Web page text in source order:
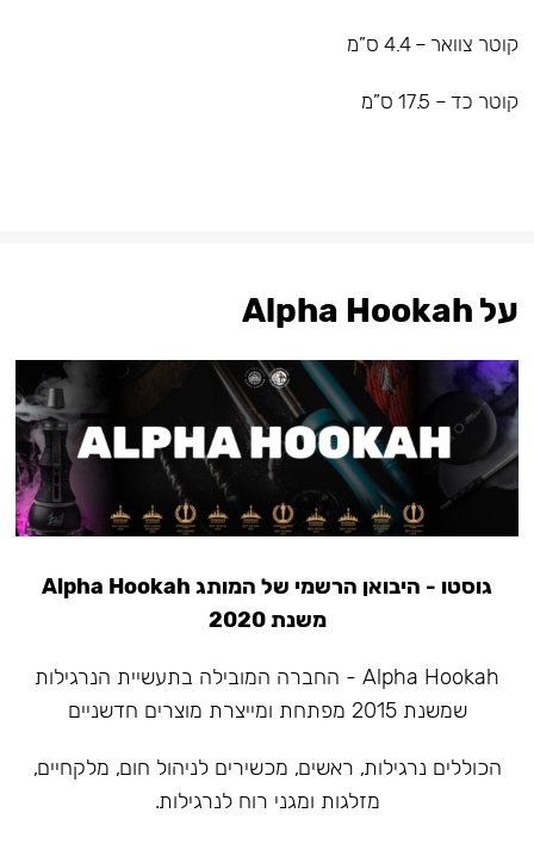
קוטר צוואר – 4.4 ס”מ
קוטר כד – 17.5 ס”מ
על Alpha Hookah
גוסטו - היבואן הרשמי של המותג Alpha Hookah
משנת 2020
Alpha Hookah - החברה המובילה בתעשיית הנרגילות
שמשנת 2015 מפתחת ומייצרת מוצרים חדשניים
הכוללים נרגילות, ראשים, מכשירים לניהול חום, מלקחיים,
מזלגות ומגני רוח לנרגילות.